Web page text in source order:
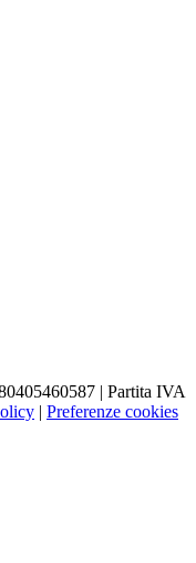
| Partita IVA
| Preferenze cookies